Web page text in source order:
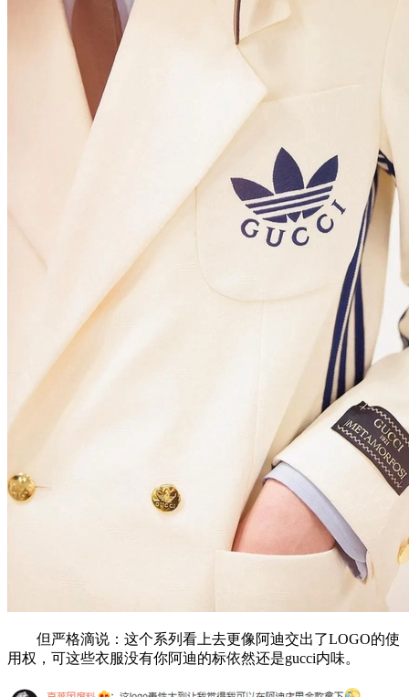
但严格滴说：这个系列看上去更像阿迪交出了LOGO的使
用权，可这些衣服没有你阿迪的标依然还是gucci内味。